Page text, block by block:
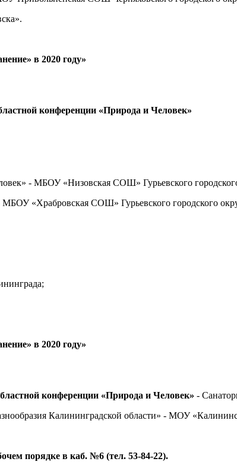
в 2020 году»
конференции «Природа и Человек»
- МБОУ «Низовская СОШ» Гурьевского
«Храбровская СОШ» Гурьевского городского
в 2020 году»
конференции «Природа и Человек» -
Калининградской области» - МОУ
порядке в каб. №6 (тел. 53-84-22).